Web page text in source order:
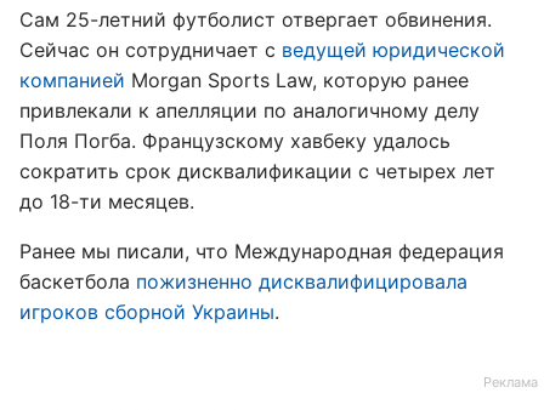
Сам 25-летний футболист отвергает обвинения.
Сейчас он сотрудничает с ведущей юридической
компанией Morgan Sports Law, которую ранее
привлекали к апелляции по аналогичному делу
Поля Погба. Французскому хавбеку удалось
сократить срок дисквалификации с четырех лет
до 18-ти месяцев.
Ранее мы писали, что Международная федерация
баскетбола пожизненно дисквалифицировала
игроков сборной Украины.